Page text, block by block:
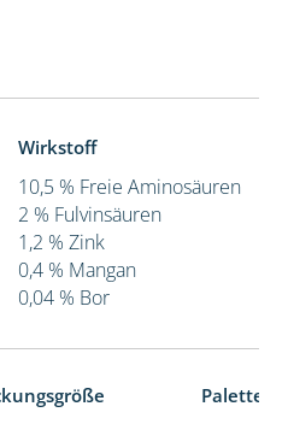
Wirkstoff
10,5 % Freie Aminosäuren
2 % Fulvinsäuren
1,2 % Zink
0,4 % Mangan
0,04 % Bor